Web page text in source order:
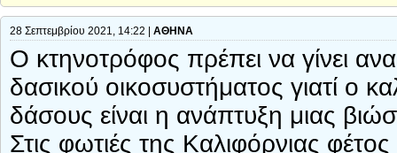
28 Σεπτεμβρίου 2021, 14:22 | ΑΘΗΝΑ
Ο κτηνοτρόφος πρέπει να γίνει
δασικού οικοσυστήματος γιατί ο
δάσους είναι η ανάπτυξη μιας
Στις φωτιές της Καλιφόρνιας